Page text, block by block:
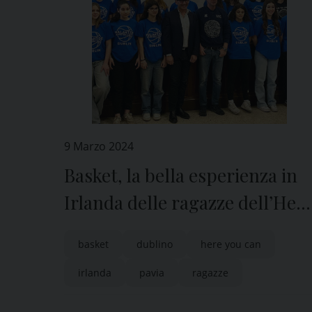
9 Marzo 2024
Basket, la bella esperienza in
Irlanda delle ragazze dell’Here
basket dublino here you can
irlanda pavia ragazze